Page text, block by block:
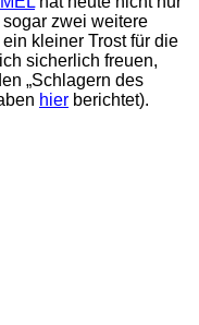
zwei weitere
kleiner Trost für die
sicherlich freuen,
„Schlagern des
hier berichtet).